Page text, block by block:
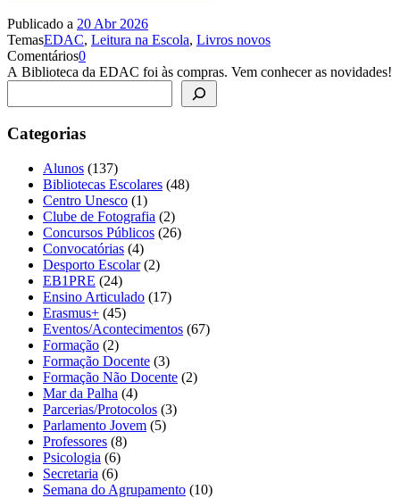
Publicado a 20 Abr 2026
TemasEDAC, Leitura na Escola, Livros novos
Comentários0
A Biblioteca da EDAC foi às compras. Vem conhecer as novidades!
Categorias
Alunos (137)
Bibliotecas Escolares (48)
Centro Unesco (1)
Clube de Fotografia (2)
Concursos Públicos (26)
Convocatórias (4)
Desporto Escolar(2)
EB1PRE (24)
Ensino Articulado (17)
Erasmus+ (45)
Eventos/Acontecimentos (67)
Formação (2)
Formação Docente (3)
Formação Não Docente (2)
Mar da Palha (4)
Parcerias/Protocolos (3)
Parlamento Jovem (5)
Professores (8)
Psicologia (6)
Secretaria (6)
Semana do Agrupamento (10)